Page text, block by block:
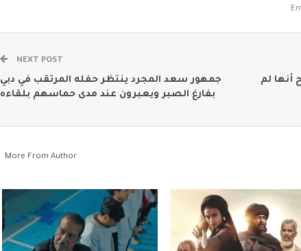
أنها لم
NEXT POST
جمهور سعد المجرد ينتظر حفله المرتقب في دبي
بفارغ الصبر ويعبرون عند مدى حماسهم بلقاءه
More From Author